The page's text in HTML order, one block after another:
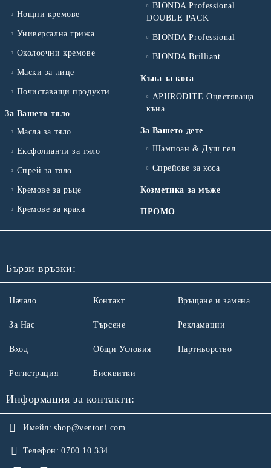
Нощни кремове
Универсална грижа
Околоочни кремове
Маски за лице
Почиставащи продукти
За Вашето тяло
Масла за тяло
Ексфолианти за тяло
Спрей за тяло
Кремове за ръце
Кремове за крака
BIONDA Professional
DOUBLE PACK
BIONDA Professional
BIONDA Brilliant
Къна за коса
APHRODITE Оцветяваща
къна
За Вашето дете
Шампоан & Душ гел
Спрейове за коса
Козметика за мъже
ПРОМО
Бързи връзки:
Начало
За Нас
Вход
Регистрация
Контакт
Търсене
Общи Условия
Бисквитки
Връщане и замяна
Рекламации
Партньорство
Информация за контакти:
Имейл: shop@ventoni.com
Телефон: 0700 10 334